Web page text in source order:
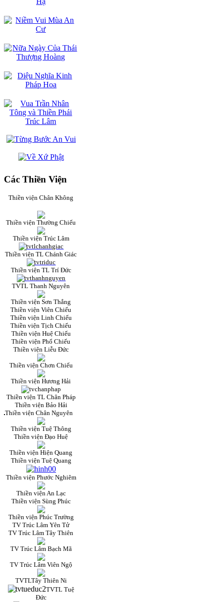
Các Thiền Viện
Thiền viện Chân Không
Thiền viện Thường Chiếu
Thiền viện Trúc Lâm
Thiền viện TL Chánh Giác
Thiền viện TL Trí Đức
TVTL Thanh Nguyên
Thiền viện Sơn Thắng
Thiền viện Viên Chiếu
Thiền viện Linh Chiếu
Thiền viện Tịch Chiếu
Thiền viện Huệ Chiếu
Thiền viện Phổ Chiếu
Thiền viện Liễu Đức
Thiền viện Chơn Chiếu
Thiền viện Hương Hải
Thiền viện TL Chân Pháp
Thiền viện Bảo Hải
Thiền viện Chân Nguyên
Thiền viện Tuệ Thông
Thiền viện Đạo Huệ
Thiền viện Hiện Quang
Thiền viện Tuệ Quang
Thiền viện Phước Nghiêm
Thiền viện An Lạc
Thiền viện Sùng Phúc
Thiền viện Phúc Trường
TV Trúc Lâm Yên Tử
TV Trúc Lâm Tây Thiên
TV Trúc Lâm Bạch Mã
TV Trúc Lâm Viên Ngộ
TVTLTây Thiên Ni
TVTL Tuệ
Đức